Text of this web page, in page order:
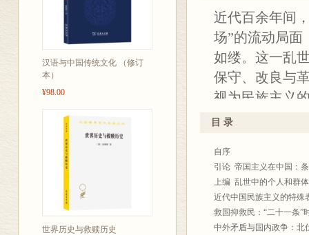
汉语与中国传统文化 （修订
本）
¥98.00
世界历史与救赎历史
近代百余年间
场”的流动局面
如缕。这一乱
保守、改良与
视为民族主义
本书侧重的时
即向往统一，
国，实际再次
的能动形态，
目 录
自序
引论 帝国主义在中国：
上编 乱世中的个人和群体
近代中国民族主义的特殊
救国抑救民：“二十一条”
中外矛盾与国内政争：北